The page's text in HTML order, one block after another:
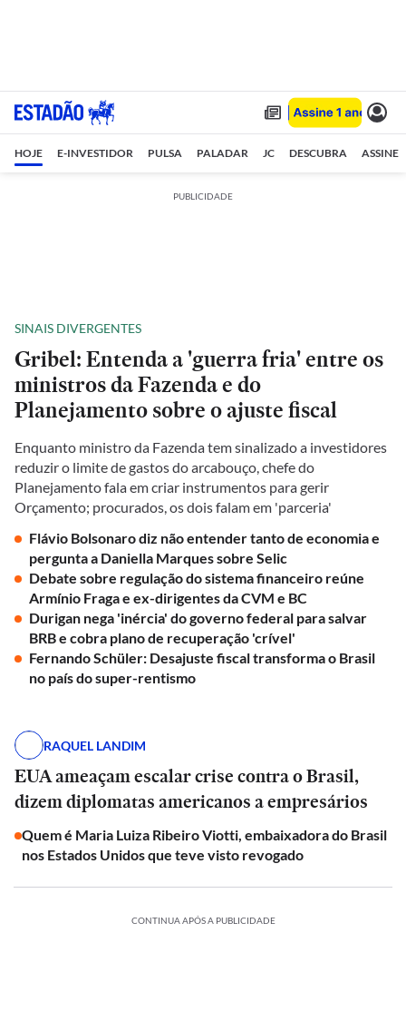
HOJE E-INVESTIDOR PULSA PALADAR JC DESCUBRA ASSINE
PUBLICIDADE
SINAIS DIVERGENTES
Gribel: Entenda a 'guerra fria' entre os
ministros da Fazenda e do
Planejamento sobre o ajuste fiscal
Enquanto ministro da Fazenda tem sinalizado a investidores
reduzir o limite de gastos do arcabouço, chefe do
Planejamento fala em criar instrumentos para gerir
Orçamento; procurados, os dois falam em 'parceria'
Flávio Bolsonaro diz não entender tanto de economia e
pergunta a Daniella Marques sobre Selic
Debate sobre regulação do sistema financeiro reúne
Armínio Fraga e ex-dirigentes da CVM e BC
Durigan nega 'inércia' do governo federal para salvar
BRB e cobra plano de recuperação 'crível'
Fernando Schüler: Desajuste fiscal transforma o Brasil
no país do super-rentismo
RAQUEL LANDIM
EUA ameaçam escalar crise contra o Brasil,
dizem diplomatas americanos a empresários
Quem é Maria Luiza Ribeiro Viotti, embaixadora do Brasil
nos Estados Unidos que teve visto revogado
CONTINUA APÓS A PUBLICIDADE